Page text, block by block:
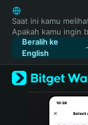
English
日本語
Tiếng Việt
Русский
Español
Türkçe
Italiano
Saat ini kamu
Apakah kamu ingin
Beralih ke
English